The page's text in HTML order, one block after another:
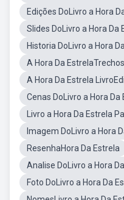
Edições DoLivro a Hora
Slides DoLivro a Hora Da
Historia DoLivro a Hora
A Hora Da
A Hora Da Estrela
Cenas DoLivro a Hora Da
Livro a Hora Da Estrela
Imagem DoLivro a Hora
ResenhaHora Da Estrela
Analise DoLivro a Hora
Foto DoLivro a Hora Da